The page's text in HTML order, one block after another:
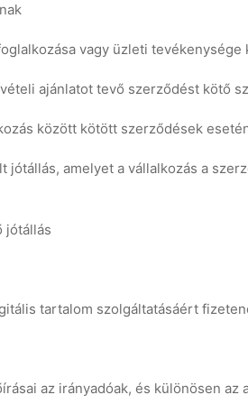
vagy üzleti
ajánlatot tevő szerződést kötő
között kötött szerződések
amelyet a vállalkozás a
jótállás
tartalom szolgáltatásáért
az irányadóak, és különösen az